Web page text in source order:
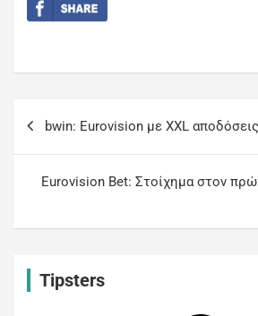
bwin: Eurovision με XXL
Eurovision Bet: Στοίχημα στον
Tipsters